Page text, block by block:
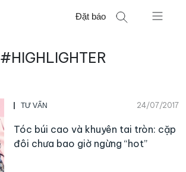
Đặt báo
#HIGHLIGHTER
TƯ VẤN 24/07/2017
Tóc búi cao và khuyên tai tròn: cặp
đôi chưa bao giờ ngừng “hot”